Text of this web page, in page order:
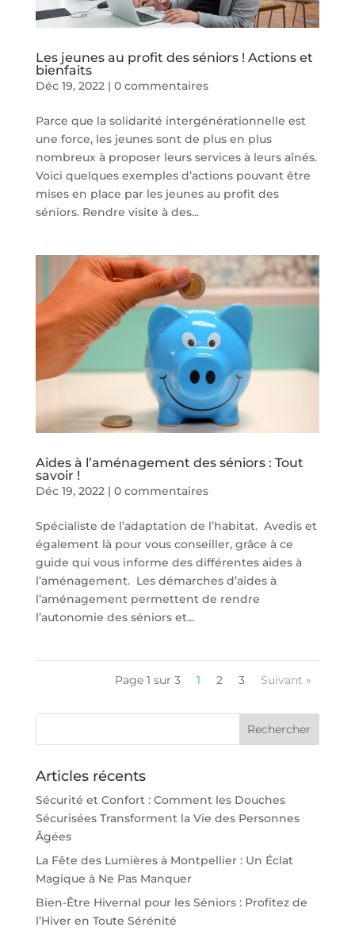
Les jeunes au profit des séniors ! Actions et
bienfaits
Déc 19, 2022| 0 commentaires
Parce que la solidarité intergénérationnelle est
une force, les jeunes sont de plus en plus
nombreux à proposer leurs services à leurs aînés.
Voici quelques exemples d’actions pouvant être
mises en place par les jeunes au profit des
séniors. Rendre visite à des...
Aides à l’aménagement des séniors : Tout
savoir !
Déc 19, 2022| 0 commentaires
Spécialiste de l’adaptation de l’habitat. Avedis et
également là pour vous conseiller, grâce à ce
guide qui vous informe des différentes aides à
l’aménagement. Les démarches d’aides à
l’aménagement permettent de rendre
l’autonomie des séniors et...
Page 1 sur 3 1 2 3 Suivant »
Articles récents
Sécurité et Confort : Comment les Douches
Sécurisées Transforment la Vie des Personnes
Âgées
La Fête des Lumières à Montpellier : Un Éclat
Magique à Ne Pas Manquer
Bien-Être Hivernal pour les Séniors : Profitez de
l’Hiver en Toute Sérénité